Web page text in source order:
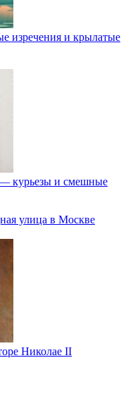
изречения и крылатые
курьезы и смешные
улица в Москве
Николае II